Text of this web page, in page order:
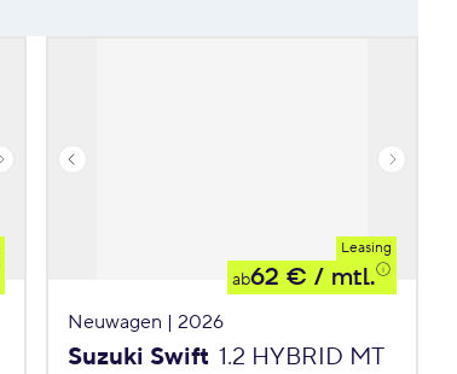
Leasing
ab62 € / mtl.
Neuwagen | 2026
Suzuki Swift 1.2 HYBRID MT